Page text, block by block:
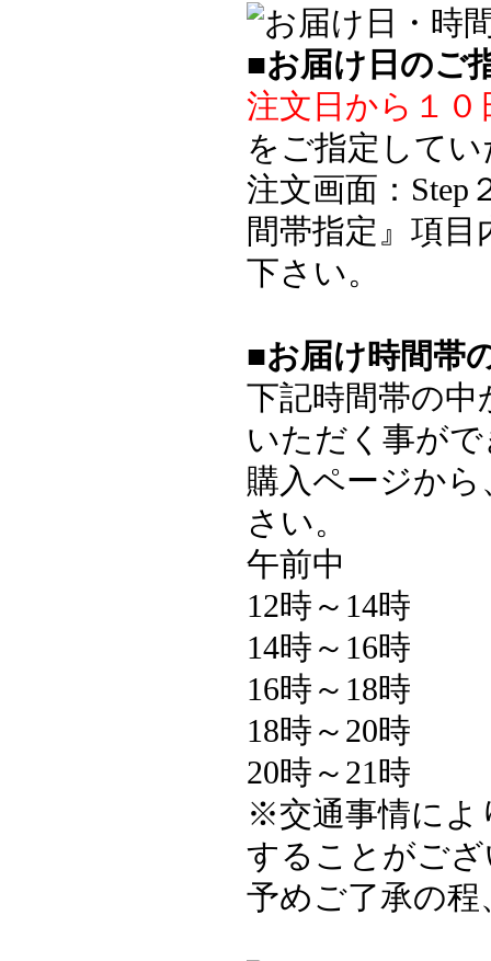
■お届け日のご
注文日から１０
をご指定して
注文画面：Step
間帯指定』項
下さい。
■お届け時間帯
下記時間帯の
いただく事が
購入ページか
さい。
午前中
12時～14時
14時～16時
16時～18時
18時～20時
20時～21時
※交通事情によ
することがご
予めご了承の